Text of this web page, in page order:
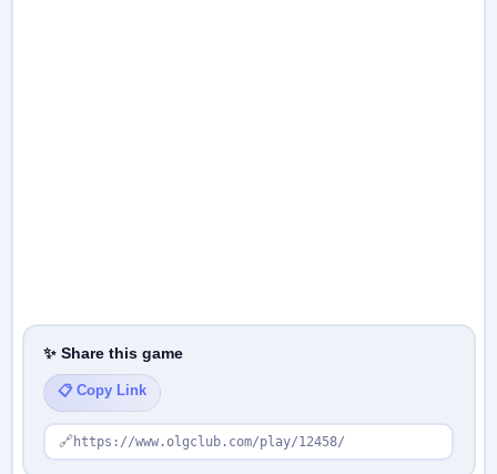
✨ Share this game
📋 Copy Link
🔗 https://www.olgclub.com/play/12458/